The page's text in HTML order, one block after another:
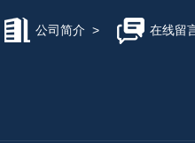
公司简介 > 在线留